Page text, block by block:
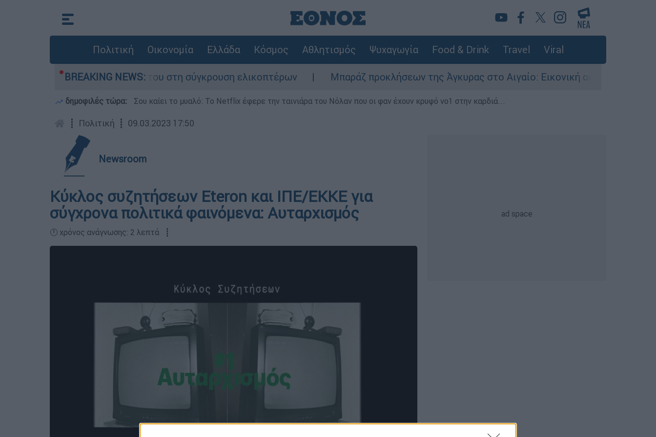
Πολιτική Οικονομία Ελλάδα Κόσμος Αθλητισμός Ψυχαγωγία Food & Drink Travel Viral
BREAKING NEWS:
που έχασε τη ζωή του στη σύγκρουση ελικοπτέρων Μπαράζ προκλήσεων της Άγκυρας στο Αιγαίο: Εικονική αερομαχία ανάμεσα σε
δημοφιλές τώρα: Σου καίει το μυαλό: Το Netflix έφερε την ταινιάρα του Νόλαν που οι φαν έχουν κρυφό νο1 στην καρδιά...
┋ Πολιτική ┋ 09.03.2023 17:50
Newsroom
Κύκλος συζητήσεων Eteron και ΙΠΕ/ΕΚΚΕ για
σύγχρονα πολιτικά φαινόμενα: Αυταρχισμός
🕛 χρόνος ανάγνωσης: 2 λεπτά ┋